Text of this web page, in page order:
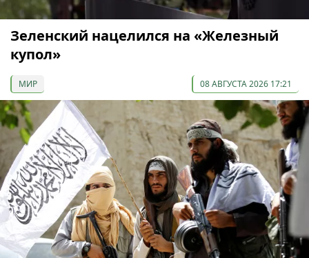
Зеленский нацелился на «Железный
купол»
МИР 08 АВГУСТА 2026 17:21